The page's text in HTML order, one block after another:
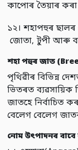
কাপোৰ তৈয়াৰ কৰা
১২। শহাপহুৰ
জোতা, টুপী আৰু বহু
শহা পহুৰ জাত (
পৃথিৱীৰ বিভিন্ন
ভিতৰত ব্যৱসায়িক
জাতহে নিৰ্বাচিত
বেলেগ বেলেগ
নোম উৎপাদনৰ